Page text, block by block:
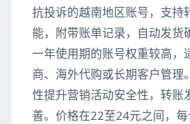
抗投诉的越南地区账号，支持
能，附带账单记录，自动发货
一年使用期的账号权重较高，
商、海外代购或长期客户管理
性提升营销活动安全性，转账
善。价格在22至24元之间，